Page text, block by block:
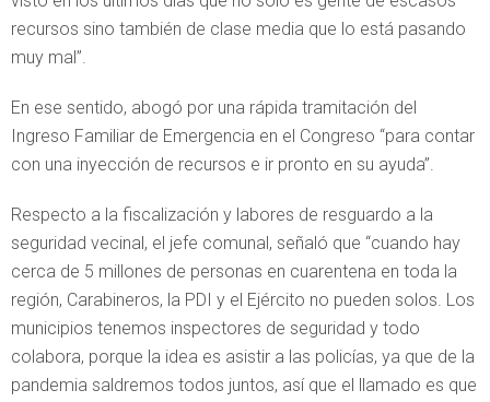
recursos sino también de clase media que lo está pasando
muy mal”.
En ese sentido, abogó por una rápida tramitación del
Ingreso Familiar de Emergencia en el Congreso “para contar
con una inyección de recursos e ir pronto en su ayuda”.
Respecto a la fiscalización y labores de resguardo a la
seguridad vecinal, el jefe comunal, señaló que “cuando hay
cerca de 5 millones de personas en cuarentena en toda la
región, Carabineros, la PDI y el Ejército no pueden solos. Los
municipios tenemos inspectores de seguridad y todo
colabora, porque la idea es asistir a las policías, ya que de la
pandemia saldremos todos juntos, así que el llamado es que